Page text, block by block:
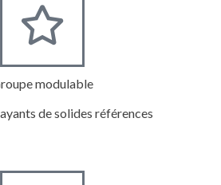
modulable
de solides références